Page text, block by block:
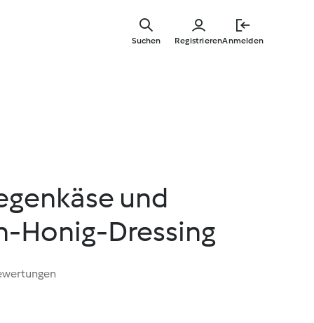
springen
RegistrierenAnmelden
Suchen
und
Honig-Dressing